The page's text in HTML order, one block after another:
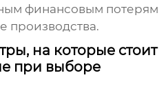
финансовым потерям
производства.
на которые стоит
при выборе